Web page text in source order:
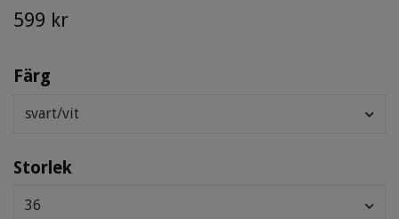
599 kr
Färg
svart/vit
Storlek
36